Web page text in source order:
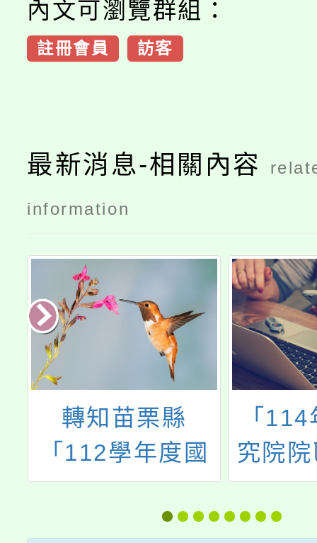
內文可瀏覽群組：
註冊會員 訪客
最新消息-相關內容
information
轉知苗栗縣
「112學年度國
民中小學中介教
育措施實施計畫
「
究院
列